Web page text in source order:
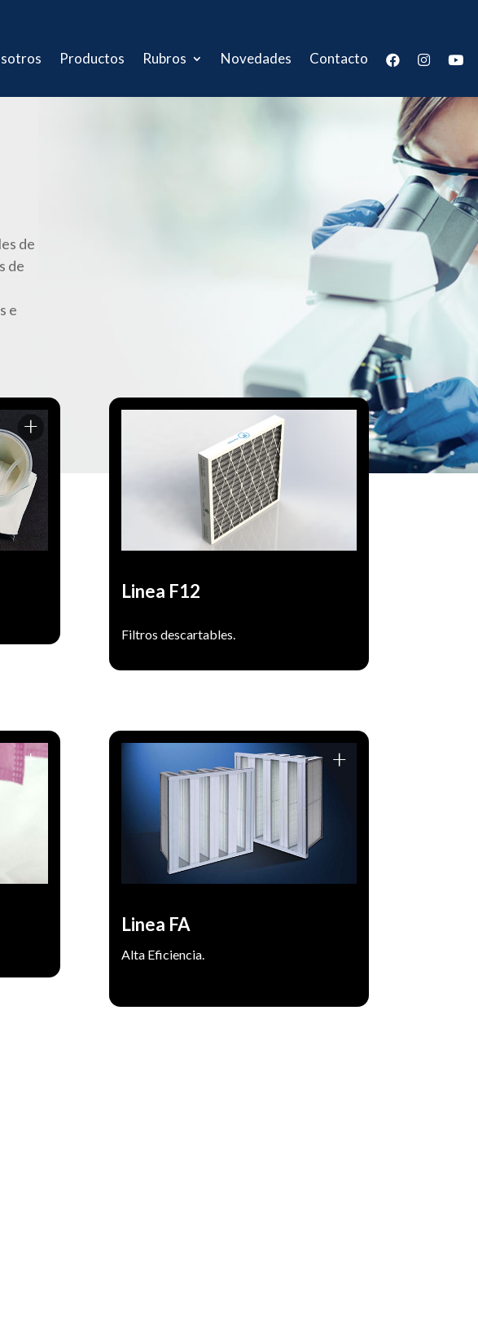
Productos Rubros Novedades Contacto
de
de
e
agua o
y
a 1000
Usos:
y
Linea F12
Filtros descartables.
Producidos con tela de poliester y marco
de cartón o chapa galvanizada. Filtro de
baja y media eficiencia.
Filtrado de aire para el ingreso a
planta. Prefiltracion en UTA y
media
areas
Linea FA
Alta Eficiencia.
Filtrado de media y alta eficiencia.
FILTRON es el representante de la firma
Filt Air producidos en Israel. La firma Filt
Air produce sus filtros con los mas altos
estándares a nivel internacional. Filtros
manejadoras de aire. Ingreso de aire a